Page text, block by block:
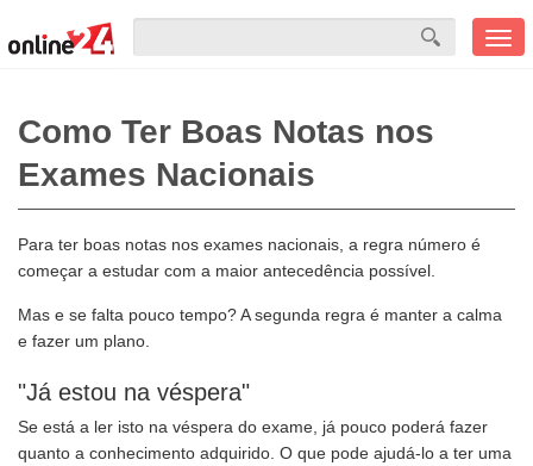
Como Ter Boas Notas nos
Exames Nacionais
Para ter boas notas nos exames nacionais, a regra número é
começar a estudar com a maior antecedência possível.
Mas e se falta pouco tempo? A segunda regra é manter a calma
e fazer um plano.
"Já estou na véspera"
Se está a ler isto na véspera do exame, já pouco poderá fazer
quanto a conhecimento adquirido. O que pode ajudá-lo a ter uma